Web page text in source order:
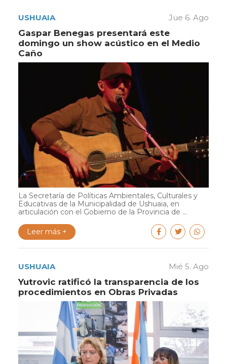
USHUAIA Jue 6. Ago
Gaspar Benegas presentará este
domingo un show acústico en el Medio
Caño
La Secretaría de Políticas Ambientales, Culturales y
Educativas de la Municipalidad de Ushuaia, en
articulación con el Gobierno de la Provincia de ...
Leer más +
USHUAIA Mié 5. Ago
Yutrovic ratificó la transparencia de los
procedimientos en Obras Privadas